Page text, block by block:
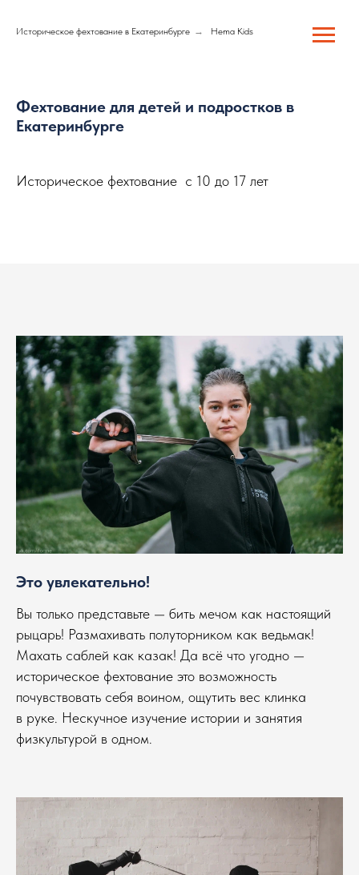
Историческое фехтование в Екатеринбурге → Hema Kids
Фехтование для детей и подростков в
Екатеринбурге
Историческое фехтование с 10 до 17 лет
Это увлекательно!
Вы только представьте — бить мечом как настоящий
рыцарь! Размахивать полуторником как ведьмак!
Махать саблей как казак! Да всё что угодно —
историческое фехтование это возможность
почувствовать себя воином, ощутить вес клинка
в руке. Нескучное изучение истории и занятия
физкультурой в одном.